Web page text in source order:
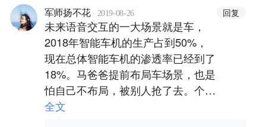
军师扬不花 · 2019-08-26 回复
未来语音交互的一大场景就是车，
2018年智能车机的生产占到50%，
现在总体智能车机的渗透率已经到了
18%。马爸爸提前布局车场景，也是
怕自己不布局，被别人抢了去。个人
觉得车内场景社交目前不是最刚性
全文